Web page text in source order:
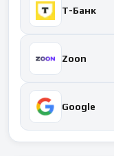
Т-Банк
Zoon
Google